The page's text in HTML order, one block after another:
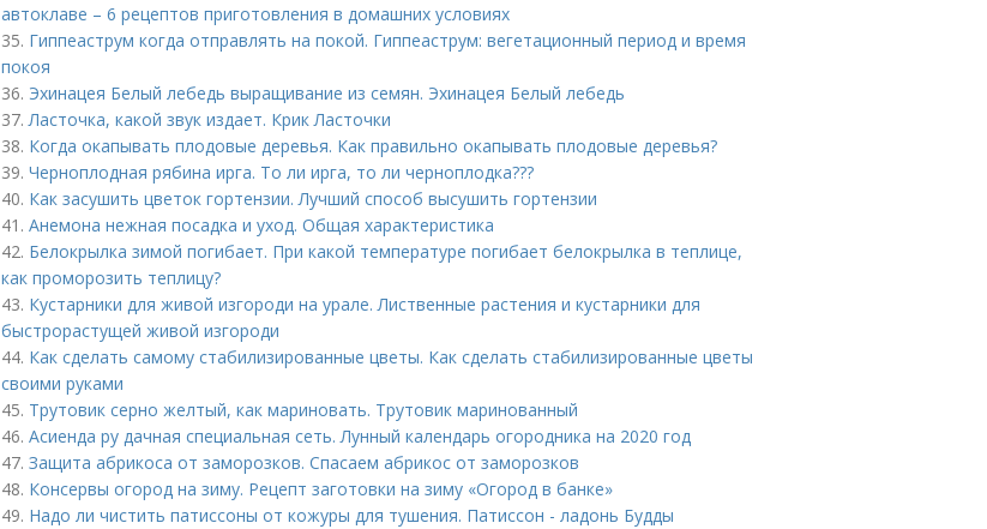
автоклаве – 6 рецептов приготовления в домашних условиях
35. Гиппеаструм когда отправлять на покой. Гиппеаструм: вегетационный период и время
покоя
36. Эхинацея Белый лебедь выращивание из семян. Эхинацея Белый лебедь
37.Ласточка, какой звук издает. Крик Ласточки
38. Когда окапывать плодовые деревья. Как правильно окапывать плодовые деревья?
39. Черноплодная рябина ирга. То ли ирга, то ли черноплодка???
40. Как засушить цветок гортензии. Лучший способ высушить гортензии
41. Анемона нежная посадка и уход. Общая характеристика
42. Белокрылка зимой погибает. При какой температуре погибает белокрылка в теплице,
как проморозить теплицу?
43. Кустарники для живой изгороди на урале. Лиственные растения и кустарники для
быстрорастущей живой изгороди
44. Как сделать самому стабилизированные цветы. Как сделать стабилизированные цветы
своими руками
45. Трутовик серно желтый, как мариновать. Трутовик маринованный
46. Асиенда ру дачная специальная сеть. Лунный календарь огородника на 2020 год
47. Защита абрикоса от заморозков. Спасаем абрикос от заморозков
48. Консервы огород на зиму. Рецепт заготовки на зиму «Огород в банке»
49. Надо ли чистить патиссоны от кожуры для тушения. Патиссон - ладонь Будды